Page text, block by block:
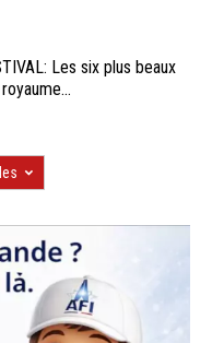
Les six plus beaux